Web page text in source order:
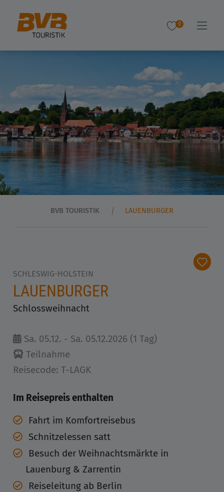
0
BVB TOURISTIK LAUENBURGER
SCHLESWIG-HOLSTEIN
LAUENBURGER
Schlossweihnacht
Sa. 05.12. - Sa. 05.12.2026 (1 Tag)
Teilnahme
Reisecode: T-LAGK
Im Reisepreis enthalten
Fahrt im Komfortreisebus
Schnitzelessen satt
Besuch der Weihnachtsmärkte in
Lauenburg & Zarrentin
Reiseleitung ab Berlin